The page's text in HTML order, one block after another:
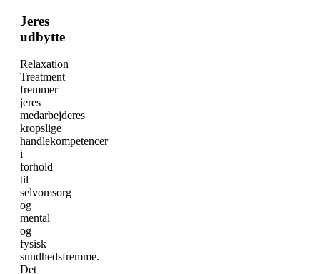
Jeres
udbytte
Relaxation
Treatment
fremmer
jeres
medarbejderes
kropslige
handlekompetencer
i
forhold
til
selvomsorg
og
mental
og
fysisk
sundhedsfremme.
Det